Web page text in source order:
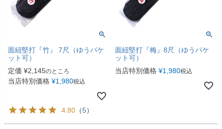
面紐堅打『竹』 7尺（ゆうパケ
ット可）
定価 ¥2,145のところ
当店特別価格 ¥1,980税込
4.80 （5）
面紐堅打『梅』8尺（ゆうパケ
ット可）
当店特別価格 ¥1,980税込